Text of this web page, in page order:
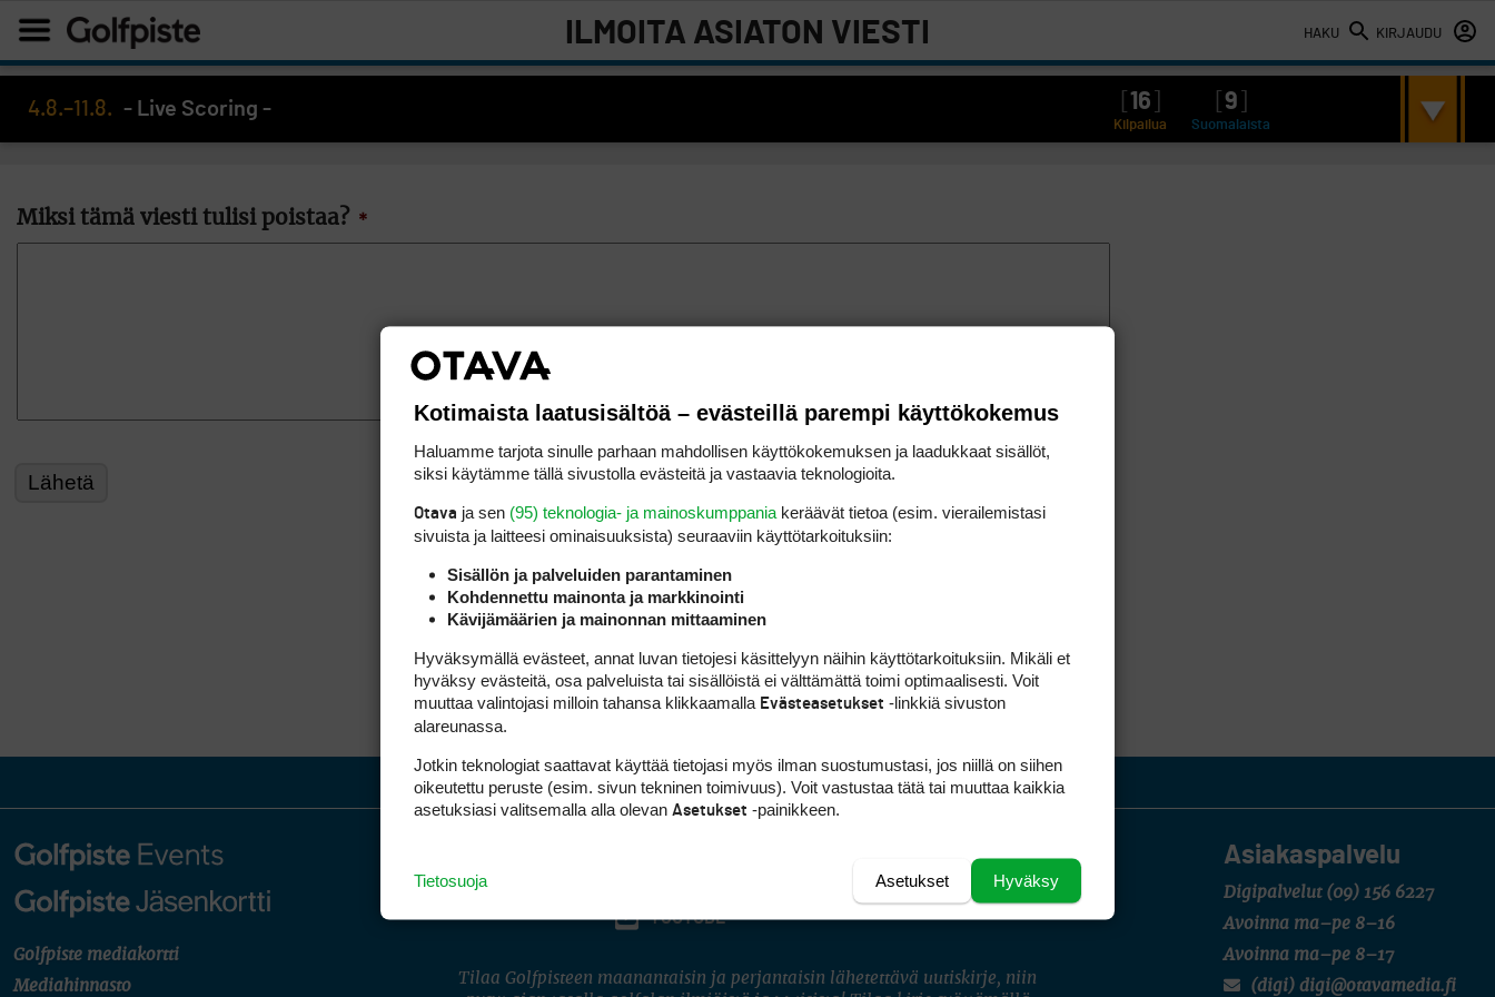
HAKU KIRJAUDU
ILMOITA ASIATON VIESTI
4.8.–11.8. - Live Scoring - 16 9
Kilpailua Suomalaista
Miksi tämä viesti tulisi poistaa? *
Golfpiste mediakortti
Mediahinnasto
Asiakaspalvelu
Digipalvelut (09) 156 6227
Avoinna ma–pe 8–16
Avoinna ma–pe 8–17
(digi) digi@otavamedia.fi
INSTAGRAM
YOUTUBE
Tilaa Golfpisteen maanantaisin ja perjantaisin lähetettävä uutiskirje, niin
Kotimaista laatusisältöä – evästeillä parempi käyttökokemus
Haluamme tarjota sinulle parhaan mahdollisen käyttökokemuksen ja laadukkaat sisällöt,
siksi käytämme tällä sivustolla evästeitä ja vastaavia teknologioita.
Otava ja sen (95) teknologia- ja mainoskumppania keräävät tietoa (esim. vierailemis­tasi
sivuista ja laitteesi ominaisuuk­sista) seuraaviin käyttötarkoituksiin:
Sisällön ja palveluiden parantaminen
Kohdennettu mainonta ja markkinointi
Kävijämäärien ja mainonnan mittaaminen
Hyväksymällä evästeet, annat luvan tietojesi käsittelyyn näihin käyttötarkoituksiin. Mikäli et
hyväksy evästeitä, osa palveluista tai sisällöistä ei välttämättä toimi optimaalisesti. Voit
muuttaa valintojasi milloin tahansa klikkaamalla Evästeasetukset -linkkiä sivuston
alareunassa.
Jotkin teknologiat saattavat käyttää tietojasi myös ilman suostumustasi, jos niillä on siihen
oikeutettu peruste (esim. sivun tekninen toimivuus). Voit vastustaa tätä tai muuttaa kaikkia
asetuksiasi valitsemalla alla olevan Asetukset -painikkeen.
Hyväksy
Asetukset
Tietosuoja